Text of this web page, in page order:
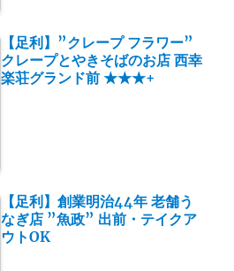
【足利】”クレープ フラワー”
クレープとやきそばのお店 西幸
楽荘グランド前 ★★★+
【足利】創業明治44年 老舗う
なぎ店 ”魚政” 出前・テイクア
ウトOK